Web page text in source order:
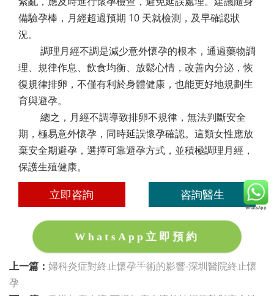
備驗孕棒，月經超過預期 10 天就檢測，及早確認狀
況。
調理月經不調是減少意外懷孕的根本，通過藥物調
理、規律作息、飲食均衡、放鬆心情，改善內分泌，恢
復規律排卵，不僅有利於身體健康，也能更好地規劃生
育與避孕。
總之，月經不調導致排卵不規律，無法判斷安全
期，極易意外懷孕，同時延誤懷孕確認。這類女性應放
棄安全期避孕，選擇可靠避孕方式，並積極調理月經，
保護生殖健康。
立即咨詢 咨詢醫生
WhatsApp立即預約
上一篇： 婦科炎症對終止懷孕手術的影響-深圳醫院終止懷
孕